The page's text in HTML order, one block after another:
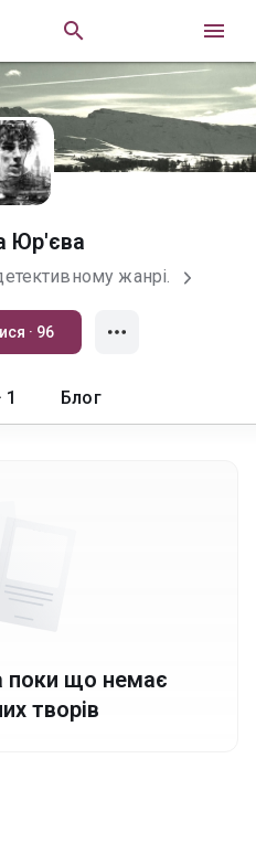
 
Юр'єва
жанрі.
Підписатися · 96
1 Блог
поки що немає
творів